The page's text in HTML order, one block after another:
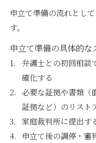
申立て準備の流れとし
す。
申立て準備の具体的な
弁護士との初回相談
確化する
必要な証拠や書類（
証拠など）のリスト
家庭裁判所に提出す
申立て後の調停・審